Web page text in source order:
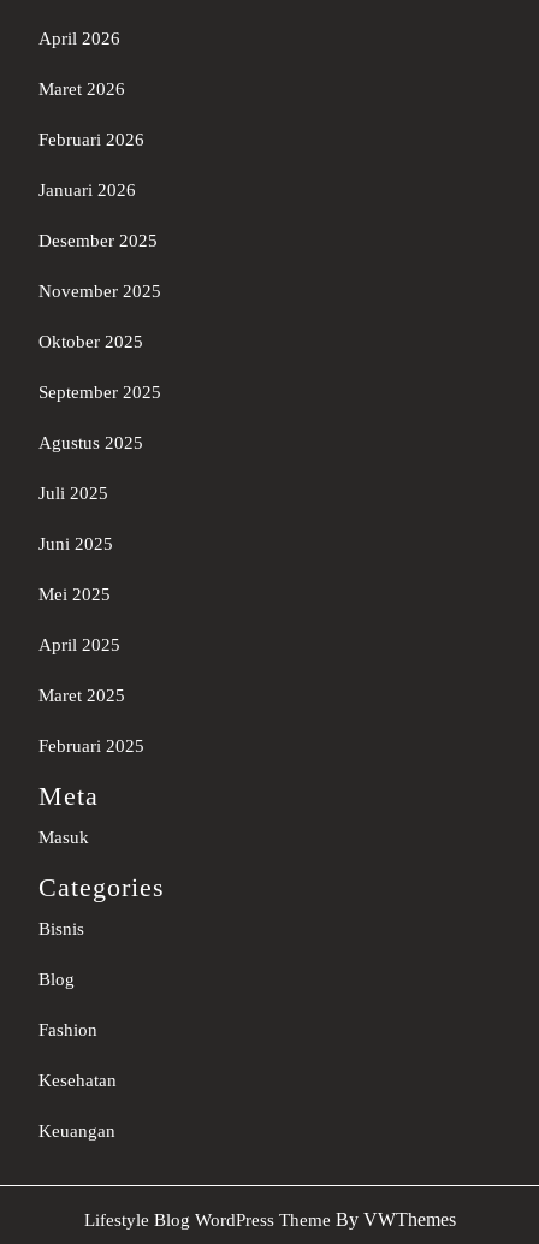
April 2026
Maret 2026
Februari 2026
Januari 2026
Desember 2025
November 2025
Oktober 2025
September 2025
Agustus 2025
Juli 2025
Juni 2025
Mei 2025
April 2025
Maret 2025
Februari 2025
Meta
Masuk
Categories
Bisnis
Blog
Fashion
Kesehatan
Keuangan
Lifestyle Blog WordPress Theme By VWThemes